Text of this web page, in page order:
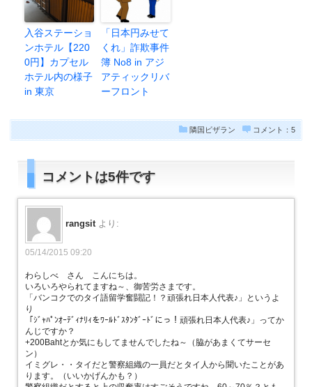
入谷ステーショ
ンホテル【220
0円】カプセル
ホテル内の様子
in 東京
「日本円みせて
くれ」詐欺事件
簿 No8 in アジ
アティックリバ
ーフロント
隣国ビザラン コメント：5
コメントは5件です
rangsit より:
05/14/2015 09:20
わらしべ さん こんにちは。
いろいろやられてますね～、御苦労さまです。
「バンコクでのタイ語留学奮闘記！？頑張れ日本人代表♪」というよ
り
「ｼﾞｬﾊﾟﾝｵｰﾃﾞｨﾅﾘｨをﾜｰﾙﾄﾞｽﾀﾝﾀﾞｰﾄﾞにっ！頑張れ日本人代表♪」ってか
んじですか？
+200Bahtとか気にもしてませんでしたね～（脇があまくてサーセ
ン）
イミグレ・・タイだと警察組織の一員だとタイ人から聞いたことがあ
ります。（いいかげんかも？）